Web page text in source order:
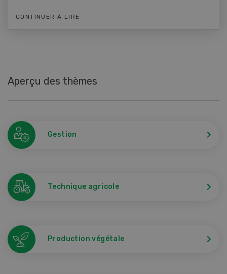
CONTINUER À LIRE
Aperçu des thèmes
Gestion
Technique agricole
Production végétale